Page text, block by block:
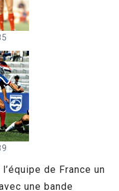
de France un
une bande